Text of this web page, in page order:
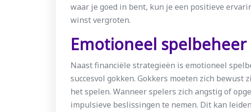
waar je goed in bent, kun je een positieve
winst vergroten.
Emotioneel spelbeheer
Naast financiële strategieën is emotioneel
succesvol gokken. Gokkers moeten zich
het spelen. Wanneer spelers zich angstig of
impulsieve beslissingen te nemen. Dit kan